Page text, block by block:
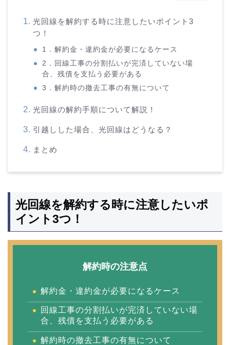
光回線を解約する時に注意したいポイント3
つ！
1．解約金・違約金が必要になるケース
2．回線工事の分割払いが完済していない場
合、残債を支払う必要がある
3．解約時の撤去工事の有無について
光回線の解約手順について解説！
引越しした場合、光回線はどうなる？
まとめ
光回線を解約する時に注意したいポ
イント3つ！
解約時の注意点
解約金・違約金が必要になるケース
回線工事の分割払いが完済していない場
合、残債を支払う必要がある
解約時の撤去工事の有無について